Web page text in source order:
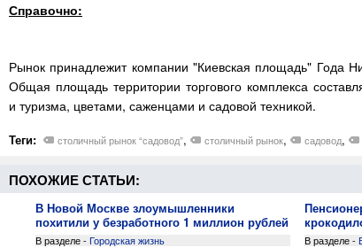
Справочно:
Рынок принадлежит компании "Киевская площадь" Года
Общая площадь территории торгового комплекса
и туризма, цветами, саженцами и садовой техникой.
Теги: столичный рынок “садовод”, столичный рынок, садовод,
ПОХОЖИЕ СТАТЬИ:
В Новой Москве злоумышленники
похитили у безработного 1 миллион рублей
В разделе - Городская жизнь В разделе -